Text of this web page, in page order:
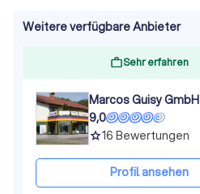
Weitere verfügbare Anbieter
Sehr erfahren
Marcos Guisy GmbH
9,0
grade16 Bewertungen
Profil ansehen